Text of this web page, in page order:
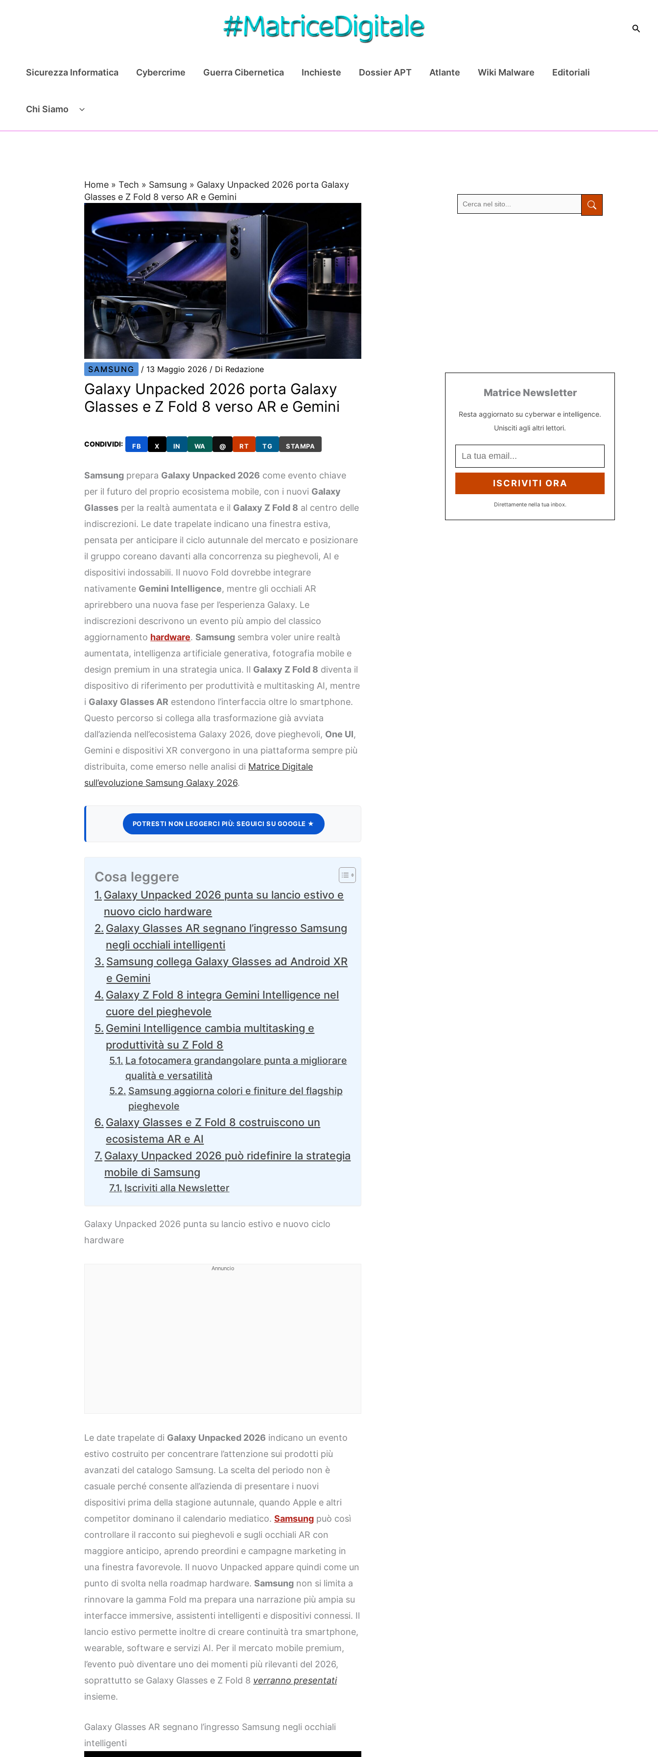
Cerca
Sicurezza Informatica Cybercrime Guerra Cibernetica Inchieste Dossier APT Atlante Wiki Malware Editoriali
Chi Siamo
Home »Tech » Samsung » Galaxy Unpacked 2026 porta Galaxy
Glasses e Z Fold 8 verso AR e Gemini
SAMSUNG / 13 Maggio 2026 / Di Redazione
Galaxy Unpacked 2026 porta Galaxy
Glasses e Z Fold 8 verso AR e Gemini
CONDIVIDI: FB X IN WA @ RT TG STAMPA
Samsung prepara Galaxy Unpacked 2026 come evento chiave
per il futuro del proprio ecosistema mobile, con i nuovi Galaxy
Glasses per la realtà aumentata e il Galaxy Z Fold 8 al centro delle
indiscrezioni. Le date trapelate indicano una finestra estiva,
pensata per anticipare il ciclo autunnale del mercato e posizionare
il gruppo coreano davanti alla concorrenza su pieghevoli, AI e
dispositivi indossabili. Il nuovo Fold dovrebbe integrare
nativamente Gemini Intelligence, mentre gli occhiali AR
aprirebbero una nuova fase per l’esperienza Galaxy. Le
indiscrezioni descrivono un evento più ampio del classico
aggiornamento hardware. Samsung sembra voler unire realtà
aumentata, intelligenza artificiale generativa, fotografia mobile e
design premium in una strategia unica. Il Galaxy Z Fold 8 diventa il
dispositivo di riferimento per produttività e multitasking AI, mentre
i Galaxy Glasses AR estendono l’interfaccia oltre lo smartphone.
Questo percorso si collega alla trasformazione già avviata
dall’azienda nell’ecosistema Galaxy 2026, dove pieghevoli, One UI,
Gemini e dispositivi XR convergono in una piattaforma sempre più
distribuita, come emerso nelle analisi di Matrice Digitale
sull’evoluzione Samsung Galaxy 2026.
POTRESTI NON LEGGERCI PIÙ: SEGUICI SU GOOGLE ★
Cosa leggere
Galaxy Unpacked 2026 punta su lancio estivo e
nuovo ciclo hardware
Galaxy Glasses AR segnano l’ingresso Samsung
negli occhiali intelligenti
Samsung collega Galaxy Glasses ad Android XR
e Gemini
Galaxy Z Fold 8 integra Gemini Intelligence nel
cuore del pieghevole
Gemini Intelligence cambia multitasking e
produttività su Z Fold 8
La fotocamera grandangolare punta a migliorare
qualità e versatilità
Samsung aggiorna colori e finiture del flagship
pieghevole
Galaxy Glasses e Z Fold 8 costruiscono un
ecosistema AR e AI
Galaxy Unpacked 2026 può ridefinire la strategia
mobile di Samsung
Iscriviti alla Newsletter
Galaxy Unpacked 2026 punta su lancio estivo e nuovo ciclo
hardware
Annuncio
Le date trapelate di Galaxy Unpacked 2026 indicano un evento
estivo costruito per concentrare l’attenzione sui prodotti più
avanzati del catalogo Samsung. La scelta del periodo non è
casuale perché consente all’azienda di presentare i nuovi
dispositivi prima della stagione autunnale, quando Apple e altri
competitor dominano il calendario mediatico.Samsung può così
controllare il racconto sui pieghevoli e sugli occhiali AR con
maggiore anticipo, aprendo preordini e campagne marketing in
una finestra favorevole. Il nuovo Unpacked appare quindi come un
punto di svolta nella roadmap hardware. Samsung non si limita a
rinnovare la gamma Fold ma prepara una narrazione più ampia su
interfacce immersive, assistenti intelligenti e dispositivi connessi. Il
lancio estivo permette inoltre di creare continuità tra smartphone,
wearable, software e servizi AI. Per il mercato mobile premium,
l’evento può diventare uno dei momenti più rilevanti del 2026,
soprattutto se Galaxy Glasses e Z Fold 8 verranno presentati
insieme.
Galaxy Glasses AR segnano l’ingresso Samsung negli occhiali
intelligenti
Matrice Newsletter
Resta aggiornato su cyberwar e intelligence.
Unisciti agli altri lettori.
ISCRIVITI ORA
Direttamente nella tua inbox.